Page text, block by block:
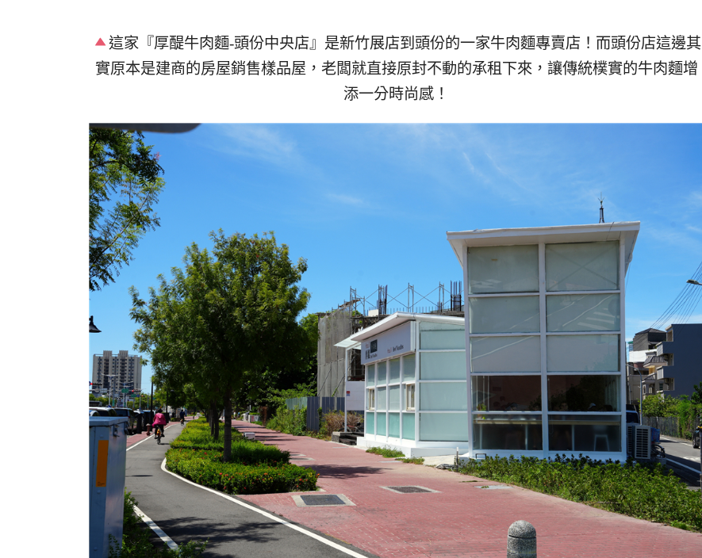
這家『厚醍牛肉麵-頭份中央店』是新竹展店到頭份的一家牛肉麵專賣店！而頭份店這邊其
實原本是建商的房屋銷售樣品屋，老闆就直接原封不動的承租下來，讓傳統樸實的牛肉麵增
添一分時尚感！